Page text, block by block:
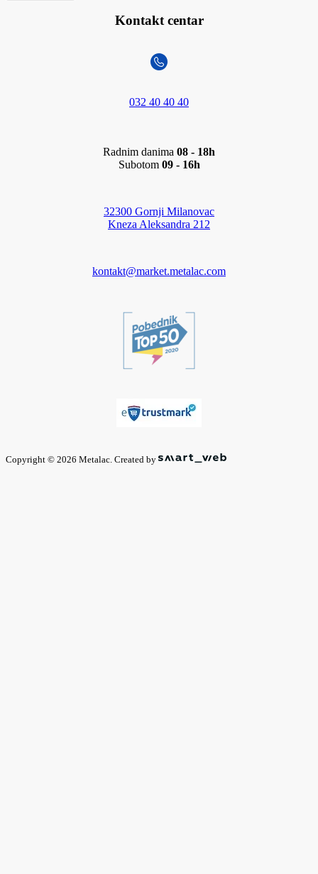
Kontakt centar
032 40 40 40
Radnim danima 08 - 18h
Subotom 09 - 16h
32300 Gornji Milanovac
Kneza Aleksandra 212
kontakt@market.metalac.com
Copyright © 2026 Metalac. Created by